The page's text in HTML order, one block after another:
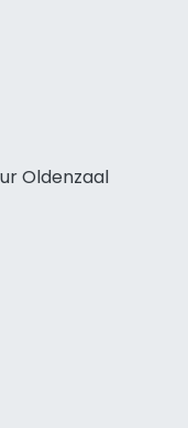
Oldenzaal